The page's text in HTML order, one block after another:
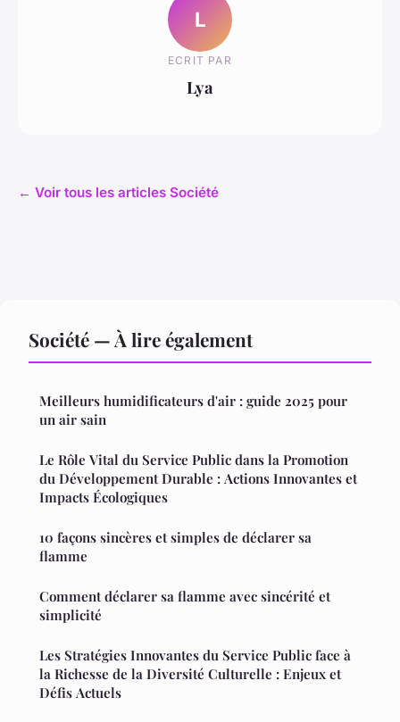
L
ECRIT PAR
Lya
← Voir tous les articles Société
Société — À lire également
Meilleurs humidificateurs d'air : guide 2025 pour
un air sain
Le Rôle Vital du Service Public dans la Promotion
du Développement Durable : Actions Innovantes et
Impacts Écologiques
10 façons sincères et simples de déclarer sa
flamme
Comment déclarer sa flamme avec sincérité et
simplicité
Les Stratégies Innovantes du Service Public face à
la Richesse de la Diversité Culturelle : Enjeux et
Défis Actuels